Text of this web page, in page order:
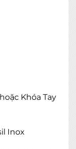
Khóa Tay
Inox